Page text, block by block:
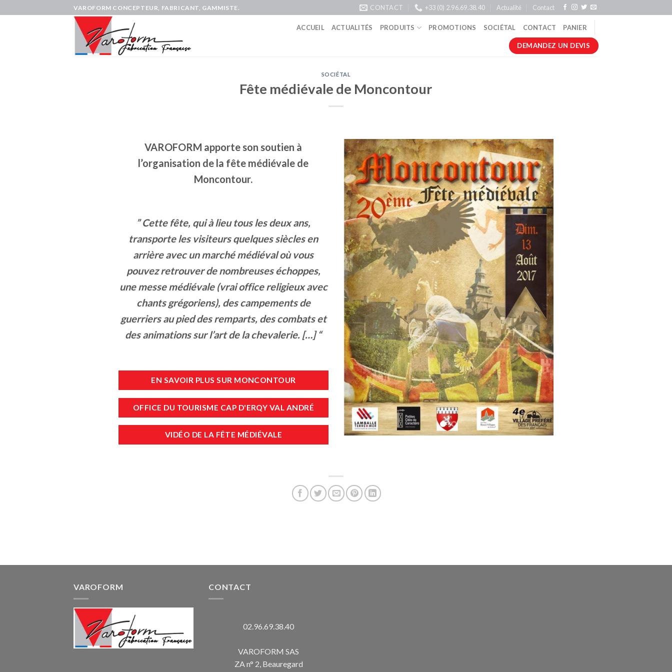
VAROFORM CONCEPTEUR, FABRICANT, GAMMISTE. CONTACT +33 (0) 2.96.69.38.40 Actualité Contact
ACCUEIL ACTUALITÉS PRODUITS PROMOTIONS SOCIÉTAL CONTACT PANIER
DEMANDEZ UN DEVIS
SOCIÉTAL
Fête médiévale de Moncontour
VAROFORM apporte son soutien à
l’organisation de la fête médiévale de
Moncontour.
” Cette fête, qui à lieu tous les deux ans,
transporte les visiteurs quelques siècles en
arrière avec un marché médiéval où vous
pouvez retrouver de nombreuses échoppes,
une messe médiévale (vrai office religieux avec
chants grégoriens), des campements de
guerriers au pied des remparts, des combats et
des animations sur l’art de la chevalerie. […] “
EN SAVOIR PLUS SUR MONCONTOUR
OFFICE DU TOURISME CAP D'ERQY VAL ANDRÉ
VIDÉO DE LA FÊTE MÉDIÉVALE
VAROFORM CONTACT
02.96.69.38.40
VAROFORM SAS
ZA n° 2, Beauregard